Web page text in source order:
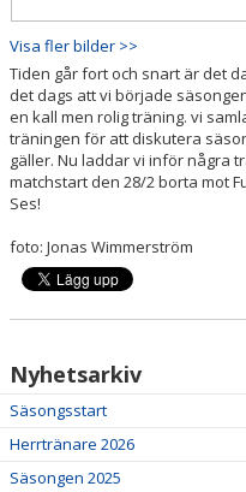
Visa fler bilder >>
Tiden går fort och snart är det
det dags att vi började
en kall men rolig träning. vi
träningen för att diskutera
gäller. Nu laddar vi inför några
matchstart den 28/2 borta mot
Ses!
foto: Jonas Wimmerström
Nyhetsarkiv
Säsongsstart
Herrtränare 2026
Säsongen 2025